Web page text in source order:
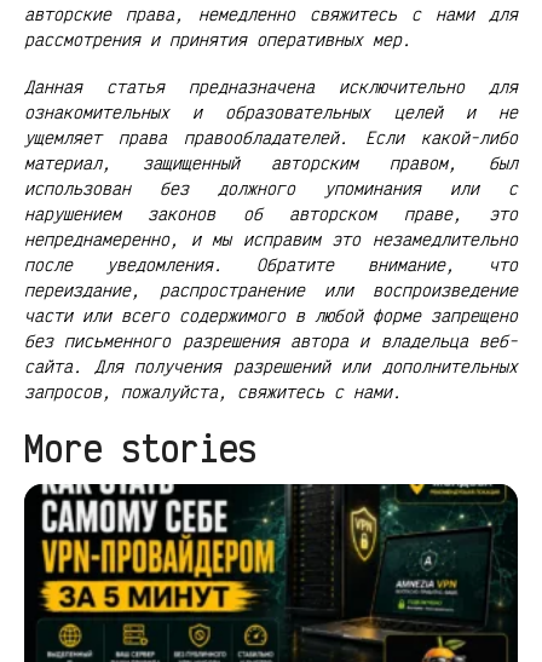
авторские права, немедленно свяжитесь с нами для
рассмотрения и принятия оперативных мер.
Данная статья предназначена исключительно для
ознакомительных и образовательных целей и не
ущемляет права правообладателей. Если какой-либо
материал, защищенный авторским правом, был
использован без должного упоминания или с
нарушением законов об авторском праве, это
непреднамеренно, и мы исправим это незамедлительно
после уведомления. Обратите внимание, что
переиздание, распространение или воспроизведение
части или всего содержимого в любой форме запрещено
без письменного разрешения автора и владельца веб-
сайта. Для получения разрешений или дополнительных
запросов, пожалуйста, свяжитесь с нами.
More stories